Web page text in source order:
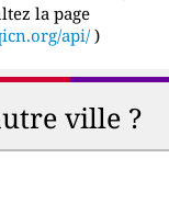
la page
api/ )
ville ?